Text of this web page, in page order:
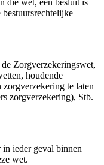
Zorgverzekeringswet,
houdende
te laten
zorgverzekering), Stb.
ieder geval binnen
wet.